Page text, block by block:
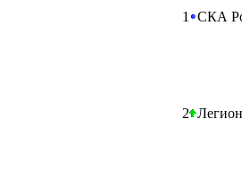
1 СКА
2 Легион